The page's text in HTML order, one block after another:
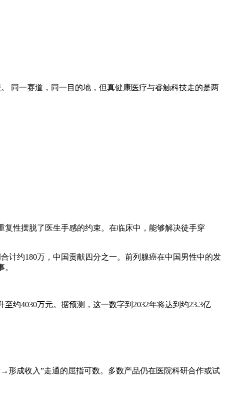
同一赛道，同一目的地，但真健康医疗与睿触科技走的是两
性摆脱了医生手感的约束。在临床中，能够解决徒手穿
约180万，中国贡献四分之一。前列腺癌在中国男性中的发
约4030万元。据预测，这一数字到2032年将达到约23.3亿
成收入”走通的屈指可数。多数产品仍在医院科研合作或试